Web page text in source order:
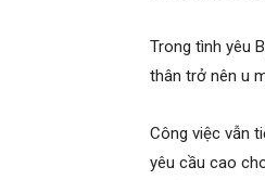
Trong tình yêu
thân trở nên u
Công việc vẫn
yêu cầu cao